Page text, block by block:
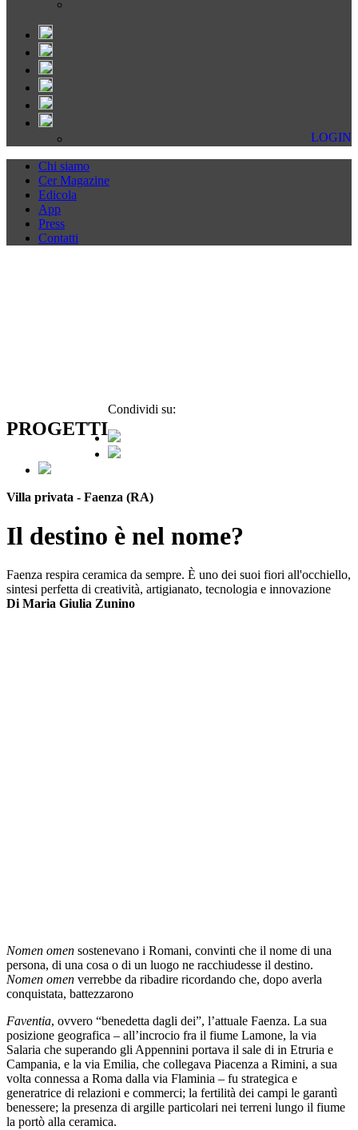
LOGIN
Chi siamo
Cer Magazine
Edicola
App
Press
Contatti
PROGETTI
Condividi su:
Villa privata - Faenza (RA)
Il destino è nel nome?
Faenza respira ceramica da sempre. È uno dei suoi fiori all'occhiello,
sintesi perfetta di creatività, artigianato, tecnologia e innovazione
Di Maria Giulia Zunino
Nomen omen sostenevano i Romani, convinti che il nome di una
persona, di una cosa o di un luogo ne racchiudesse il destino.
Nomen omen verrebbe da ribadire ricordando che, dopo averla
conquistata, battezzarono
Faventia, ovvero “benedetta dagli dei”, l’attuale Faenza. La sua
posizione geografica – all’incrocio fra il fiume Lamone, la via
Salaria che superando gli Appennini portava il sale di in Etruria e
Campania, e la via Emilia, che collegava Piacenza a Rimini, a sua
volta connessa a Roma dalla via Flaminia – fu strategica e
generatrice di relazioni e commerci; la fertilità dei campi le garantì
benessere; la presenza di argille particolari nei terreni lungo il fiume
la portò alla ceramica.